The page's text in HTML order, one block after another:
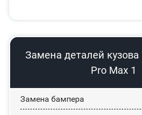
Замена деталей
Pro Max 1
Замена бампера